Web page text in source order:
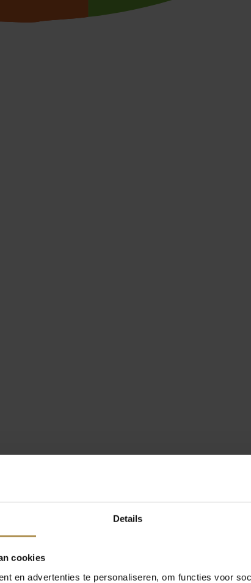
Details
cookies
en advertenties te personaliseren, om functies voor